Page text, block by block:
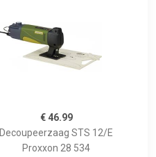
€ 46.99
Decoupeerzaag STS 12/E
Proxxon 28 534